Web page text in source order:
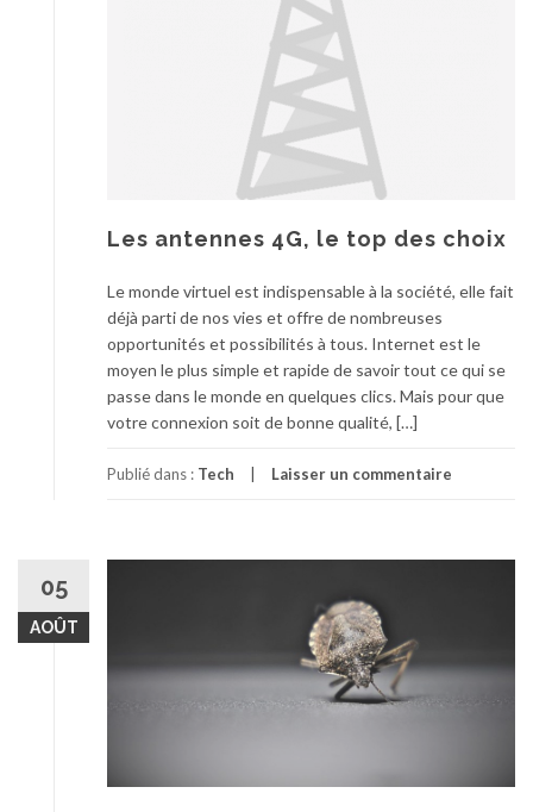
Les antennes 4G, le top des choix
Le monde virtuel est indispensable à la société, elle fait
déjà parti de nos vies et offre de nombreuses
opportunités et possibilités à tous. Internet est le
moyen le plus simple et rapide de savoir tout ce qui se
passe dans le monde en quelques clics. Mais pour que
votre connexion soit de bonne qualité, […]
Publié dans : Tech Laisser un commentaire
05
AOÛT